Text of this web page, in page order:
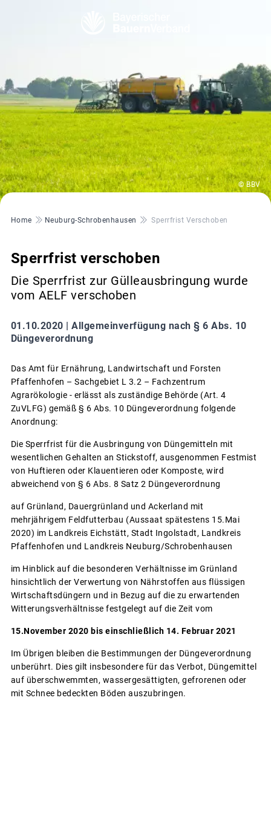
© BBV
Pfadnavigation
Home Neuburg-Schrobenhausen Sperrfrist Verschoben
Sperrfrist verschoben
Die Sperrfrist zur Gülleausbringung wurde
vom AELF verschoben
01.10.2020 | Allgemeinverfügung nach § 6 Abs. 10
Düngeverordnung
Das Amt für Ernährung, Landwirtschaft und Forsten
Pfaffenhofen – Sachgebiet L 3.2 – Fachzentrum
Agrarökologie - erlässt als zuständige Behörde (Art. 4
ZuVLFG) gemäß § 6 Abs. 10 Düngeverordnung folgende
Anordnung:
Die Sperrfrist für die Ausbringung von Düngemitteln mit
wesentlichen Gehalten an Stickstoff, ausgenommen Festmist
von Huftieren oder Klauentieren oder Komposte, wird
abweichend von § 6 Abs. 8 Satz 2 Düngeverordnung
auf Grünland, Dauergrünland und Ackerland mit
mehrjährigem Feldfutterbau (Aussaat spätestens 15.Mai
2020) im Landkreis Eichstätt, Stadt Ingolstadt, Landkreis
Pfaffenhofen und Landkreis Neuburg/Schrobenhausen
im Hinblick auf die besonderen Verhältnisse im Grünland
hinsichtlich der Verwertung von Nährstoffen aus flüssigen
Wirtschaftsdüngern und in Bezug auf die zu erwartenden
Witterungsverhältnisse festgelegt auf die Zeit vom
15.November 2020 bis einschließlich 14. Februar 2021
Im Übrigen bleiben die Bestimmungen der Düngeverordnung
unberührt. Dies gilt insbesondere für das Verbot, Düngemittel
auf überschwemmten, wassergesättigten, gefrorenen oder
mit Schnee bedeckten Böden auszubringen.